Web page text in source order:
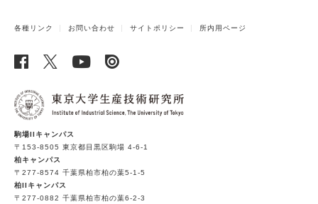
各種リンク お問い合わせ サイトポリシー 所内用ページ
駒場IIキャンパス
〒153-8505 東京都目黒区駒場 4-6-1
柏キャンパス
〒277-8574 千葉県柏市柏の葉5-1-5
柏IIキャンパス
〒277-0882 千葉県柏市柏の葉6-2-3